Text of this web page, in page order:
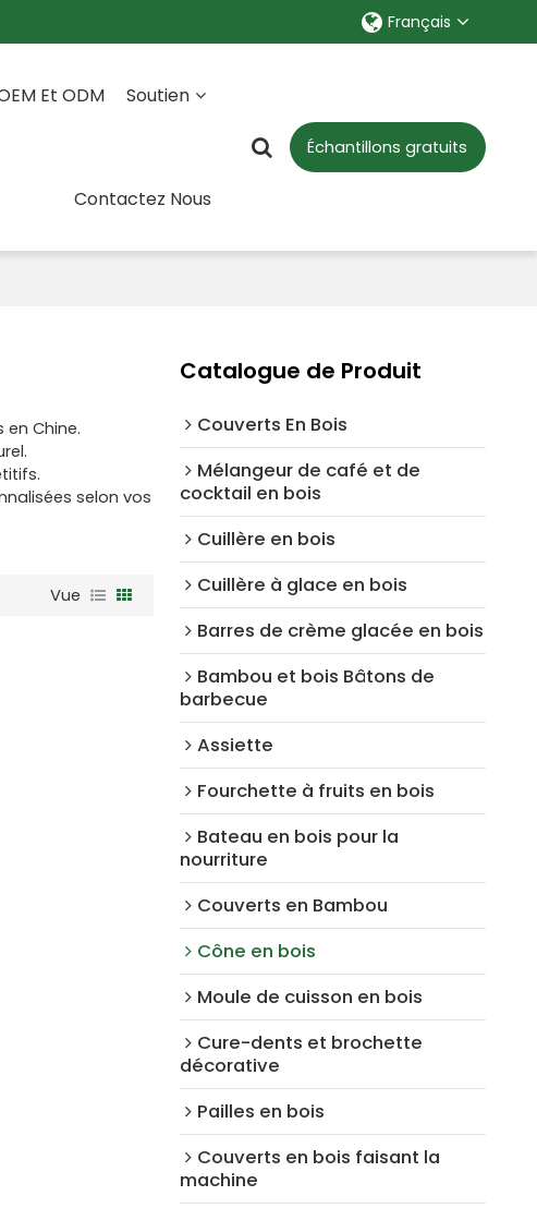
Français
Et ODM Soutien
Contactez Nous
Échantillons gratuits
Chine.
selon vos
Vue
Catalogue de Produit
Couverts En Bois
Mélangeur de café et de
cocktail en bois
Cuillère en bois
Cuillère à glace en bois
Barres de crème glacée en bois
Bambou et bois Bâtons de
barbecue
Assiette
Fourchette à fruits en bois
Bateau en bois pour la
nourriture
Couverts en Bambou
Cône en bois
Moule de cuisson en bois
Cure-dents et brochette
décorative
Pailles en bois
Couverts en bois faisant la
machine